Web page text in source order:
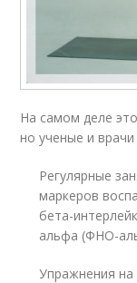
На самом деле
но ученые и
Регулярные
маркеров
бета-
альфа (ФНО-
Упражнения на